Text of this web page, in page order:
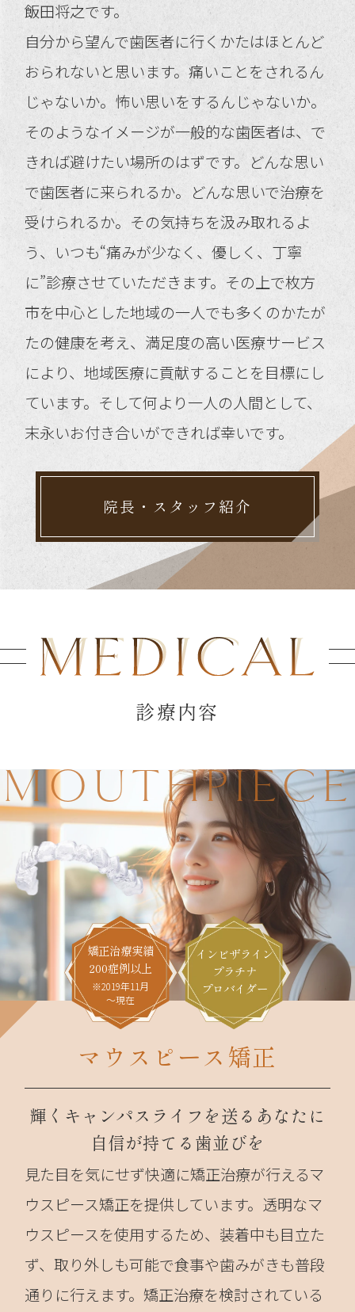
飯田将之です。
自分から望んで歯医者に行くかたはほとんど
おられないと思います。痛いことをされるん
じゃないか。怖い思いをするんじゃないか。
そのようなイメージが一般的な歯医者は、で
きれば避けたい場所のはずです。どんな思い
で歯医者に来られるか。どんな思いで治療を
受けられるか。その気持ちを汲み取れるよ
う、いつも“痛みが少なく、優しく、丁寧
に”診療させていただきます。その上で枚方
市を中心とした地域の一人でも多くのかたが
たの健康を考え、満足度の高い医療サービス
により、地域医療に貢献することを目標にし
ています。そして何より一人の人間として、
末永いお付き合いができれば幸いです。
院長・スタッフ紹介
診療内容
MOUTHPIECE
矯正治療実績
200症例以上
※2019年11月
～現在
インビザライン
プラチナ
プロバイダー
マウスピース矯正
輝くキャンパスライフを送るあなたに
自信が持てる歯並びを
見た目を気にせず快適に矯正治療が行えるマ
ウスピース矯正を提供しています。透明なマ
ウスピースを使用するため、装着中も目立た
ず、取り外しも可能で食事や歯みがきも普段
通りに行えます。矯正治療を検討されている